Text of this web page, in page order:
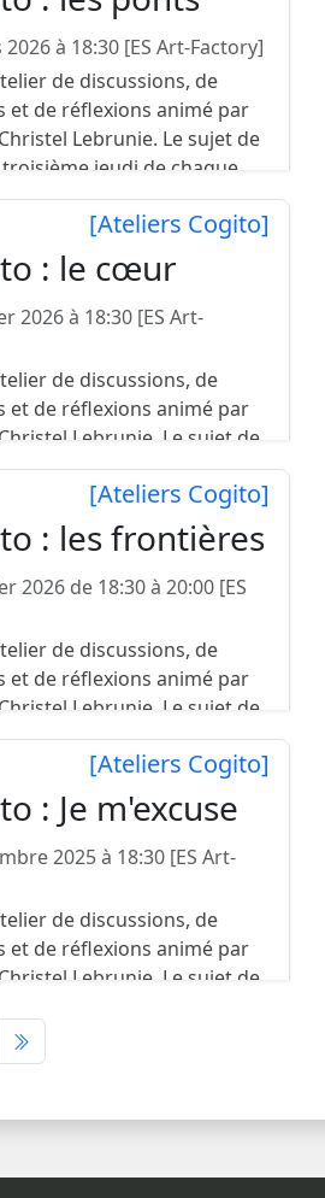
2026 à 18:30 [ES Art-Factory]
de discussions, de
et de réflexions animé par
Lebrunie. Le sujet de
jeudi de chaque
[Ateliers Cogito]
: le cœur
2026 à 18:30 [ES Art-
de discussions, de
et de réflexions animé par
Lebrunie. Le sujet de
jeudi de chaque
[Ateliers Cogito]
: les frontières
2026 de 18:30 à 20:00 [ES
de discussions, de
et de réflexions animé par
Lebrunie. Le sujet de
Le troisième jeudi de
[Ateliers Cogito]
: Je m'excuse
2025 à 18:30 [ES Art-
de discussions, de
et de réflexions animé par
Lebrunie. Le sujet de